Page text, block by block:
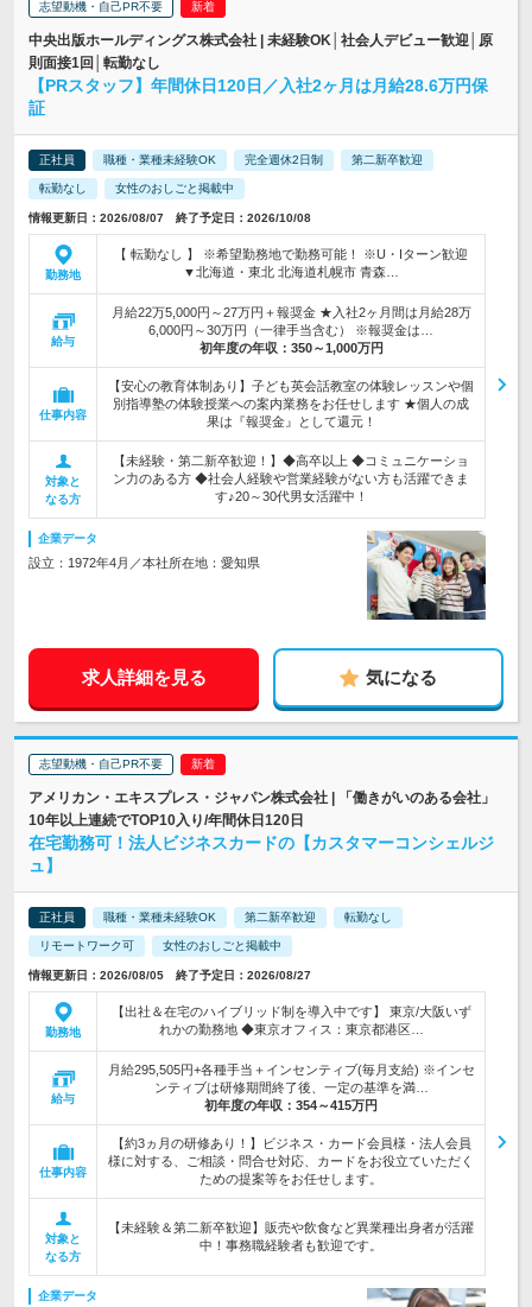
志望動機・自己PR不要
中央出版ホールディングス株式会社 | 未経験OK│社会人デビュー歓迎│原
則面接1回│転勤なし
【PRスタッフ】年間休日120日／入社2ヶ月は月給28.6万円保
証
正社員 職種・業種未経験OK 完全週休2日制 第二新卒歓迎
転勤なし 女性のおしごと掲載中
情報更新日：2026/08/07 終了予定日：2026/10/08
勤務地
【 転勤なし 】 ※希望勤務地で勤務可能！ ※U・Iターン歓迎
▼北海道・東北 北海道札幌市 青森…
給与
月給22万5,000円～27万円＋報奨金 ★入社2ヶ月間は月給28万
6,000円～30万円（一律手当含む） ※報奨金は…
初年度の年収： 350～1,000万円
仕事内容
【安心の教育体制あり】子ども英会話教室の体験レッスンや個
別指導塾の体験授業への案内業務をお任せします ★個人の成
果は『報奨金』として還元！
対象と
なる方
【未経験・第二新卒歓迎！】◆高卒以上 ◆コミュニケーショ
ン力のある方 ◆社会人経験や営業経験がない方も活躍できま
す♪20～30代男女活躍中！
企業データ
設立：1972年4月／本社所在地：愛知県
求人詳細を見る 気になる
志望動機・自己PR不要
アメリカン・エキスプレス・ジャパン株式会社 | 「働きがいのある会社」
10年以上連続でTOP10入り/年間休日120日
在宅勤務可！法人ビジネスカードの【カスタマーコンシェルジ
ュ】
正社員 職種・業種未経験OK 第二新卒歓迎 転勤なし
リモートワーク可 女性のおしごと掲載中
情報更新日：2026/08/05 終了予定日：2026/08/27
勤務地
【出社＆在宅のハイブリッド制を導入中です】 東京/大阪いず
れかの勤務地 ◆東京オフィス：東京都港区…
給与
月給295,505円+各種手当＋インセンティブ(毎月支給) ※インセ
ンティブは研修期間終了後、一定の基準を満…
初年度の年収： 354～415万円
仕事内容
【約3ヵ月の研修あり！】ビジネス・カード会員様・法人会員
様に対する、ご相談・問合せ対応、カードをお役立ていただく
ための提案等をお任せします。
対象と
なる方
【未経験＆第二新卒歓迎】販売や飲食など異業種出身者が活躍
中！事務職経験者も歓迎です。
企業データ